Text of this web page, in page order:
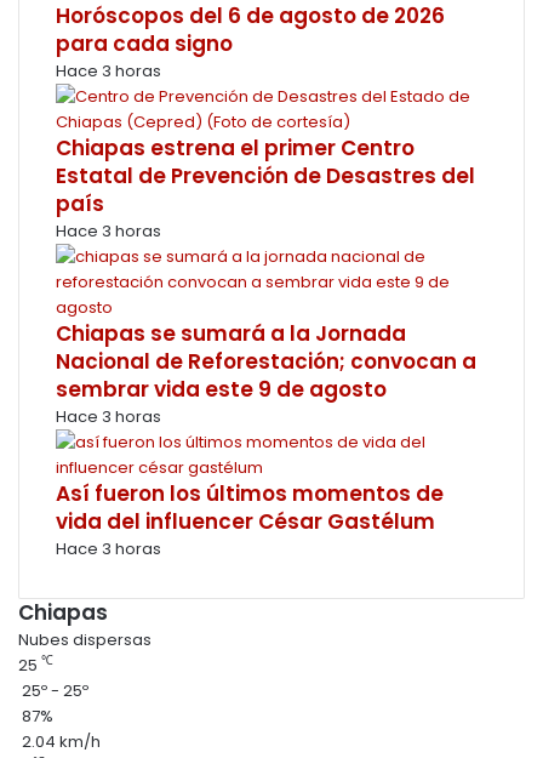
Horóscopos del 6 de agosto de 2026
para cada signo
Hace 3 horas
Chiapas estrena el primer Centro
Estatal de Prevención de Desastres del
país
Hace 3 horas
Chiapas se sumará a la Jornada
Nacional de Reforestación; convocan a
sembrar vida este 9 de agosto
Hace 3 horas
Así fueron los últimos momentos de
vida del influencer César Gastélum
Hace 3 horas
Chiapas
Nubes dispersas
25 ℃
25º - 25º
87%
2.04 km/h